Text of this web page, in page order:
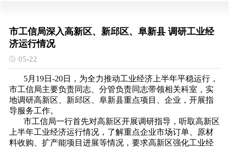
市工信局深入高新区、新邱区、阜新县 调研工业经
济运行情况
05-22
5月19日-20日，为全力推动工业经济上半年平稳运行，
市工信局主要负责同志、分管负责同志带领相关科室，实
地调研高新区、新邱区、阜新县重点项目、企业，开展指
导服务工作。
市工信局一行首先对高新区开展调研指导，听取高新区
上半年工业经济运行情况，了解重点企业市场订单、原材
料收购、扩产能项目进展等情况，要求高新区强化工业经